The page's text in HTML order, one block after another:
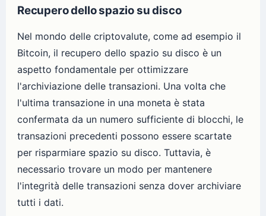
Recupero dello spazio su disco
Nel mondo delle criptovalute, come ad esempio il
Bitcoin, il recupero dello spazio su disco è un
aspetto fondamentale per ottimizzare
l'archiviazione delle transazioni. Una volta che
l'ultima transazione in una moneta è stata
confermata da un numero sufficiente di blocchi, le
transazioni precedenti possono essere scartate
per risparmiare spazio su disco. Tuttavia, è
necessario trovare un modo per mantenere
l'integrità delle transazioni senza dover archiviare
tutti i dati.